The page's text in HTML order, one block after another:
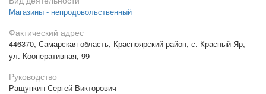
Магазины - непродовольственный
Фактический адрес
446370, Самарская область, Красноярский район, с. Красный Яр,
ул. Кооперативная, 99
Руководство
Ращупкин Сергей Викторович